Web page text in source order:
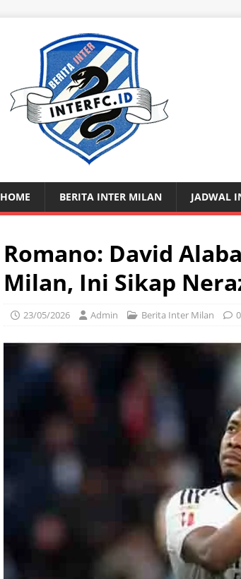
HOME BERITA INTER MILAN JADWAL
Romano: David
Milan, Ini Sikap
23/05/2026 Admin Berita Inter Milan 0